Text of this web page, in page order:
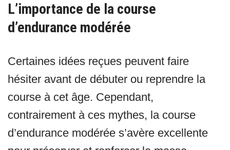
L’importance de la course
d’endurance modérée
Certaines idées reçues peuvent faire
hésiter avant de débuter ou reprendre la
course à cet âge. Cependant,
contrairement à ces mythes, la course
d’endurance modérée s’avère excellente